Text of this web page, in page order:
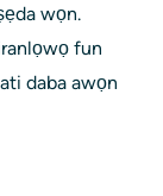
wọn.
fun
daba awọn